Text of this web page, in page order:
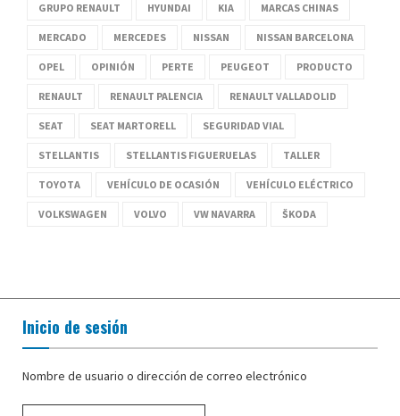
GRUPO RENAULT HYUNDAI KIA MARCAS CHINAS
MERCADO MERCEDES NISSAN NISSAN BARCELONA
OPEL OPINIÓN PERTE PEUGEOT PRODUCTO
RENAULT RENAULT PALENCIA RENAULT VALLADOLID
SEAT SEAT MARTORELL SEGURIDAD VIAL
STELLANTIS STELLANTIS FIGUERUELAS TALLER
TOYOTA VEHÍCULO DE OCASIÓN VEHÍCULO ELÉCTRICO
VOLKSWAGEN VOLVO VW NAVARRA ŠKODA
Inicio de sesión
Nombre de usuario o dirección de correo electrónico